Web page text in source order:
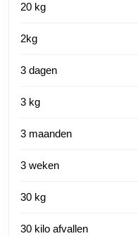
20 kg
2kg
3 dagen
3 kg
3 maanden
3 weken
30 kg
30 kilo afvallen